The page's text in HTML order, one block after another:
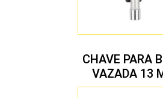
CHAVE PARA
VAZADA 13